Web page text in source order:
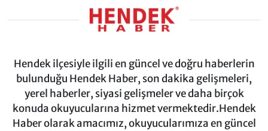
Hendek ilçesiyle ilgili en güncel ve doğru haberlerin
bulunduğu Hendek Haber, son dakika gelişmeleri,
yerel haberler, siyasi gelişmeler ve daha birçok
konuda okuyucularına hizmet vermektedir.Hendek
Haber olarak amacımız, okuyucularımıza en güncel